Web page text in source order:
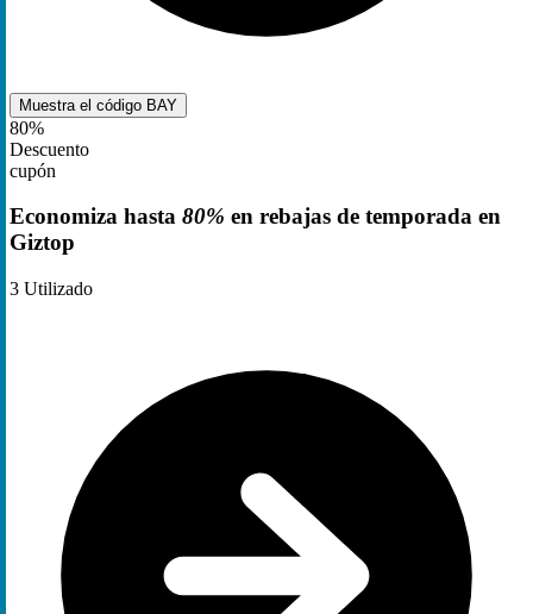
Muestra el código BAY
80%
Descuento
cupón
Economiza hasta 80% en rebajas de temporada en
Giztop
3 Utilizado